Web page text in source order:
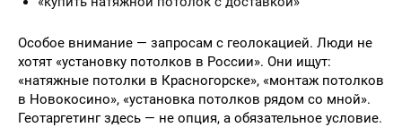
Особое внимание — запросам с геолокацией. Люди не
хотят «установку потолков в России». Они ищут:
«натяжные потолки в Красногорске», «монтаж потолков
в Новокосино», «установка потолков рядом со мной».
Геотаргетинг здесь — не опция, а обязательное условие.